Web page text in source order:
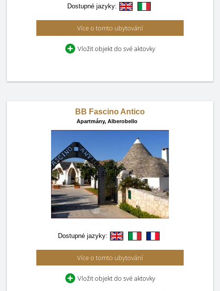
Dostupné jazyky:
Více o tomto ubytování
Vložit objekt do své aktovky
BB Fascino Antico
Apartmány, Alberobello
Dostupné jazyky:
Více o tomto ubytování
Vložit objekt do své aktovky